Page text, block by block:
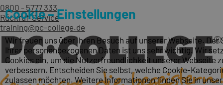
0800 - 5777 333
Rückruf-Service
training@pc-college.de
Cookie – Einstellungen
Wir freuen uns über Ihren Besuch auf unserer Webseite. Der
Ihrer personenbezogenen Daten ist uns sehr wichtig. Wir
Cookies ein, um die Nutzerfreundlichkeit unserer Webseite
verbessern. Entscheiden Sie selbst, welche Cookie-
zulassen möchten. Weitere Informationen finden Sie in